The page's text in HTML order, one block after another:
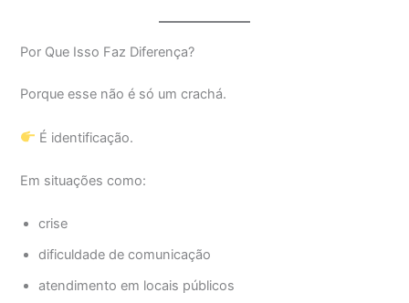
Por Que Isso Faz Diferença?
Porque esse não é só um crachá.
É identificação.
Em situações como:
crise
dificuldade de comunicação
atendimento em locais públicos